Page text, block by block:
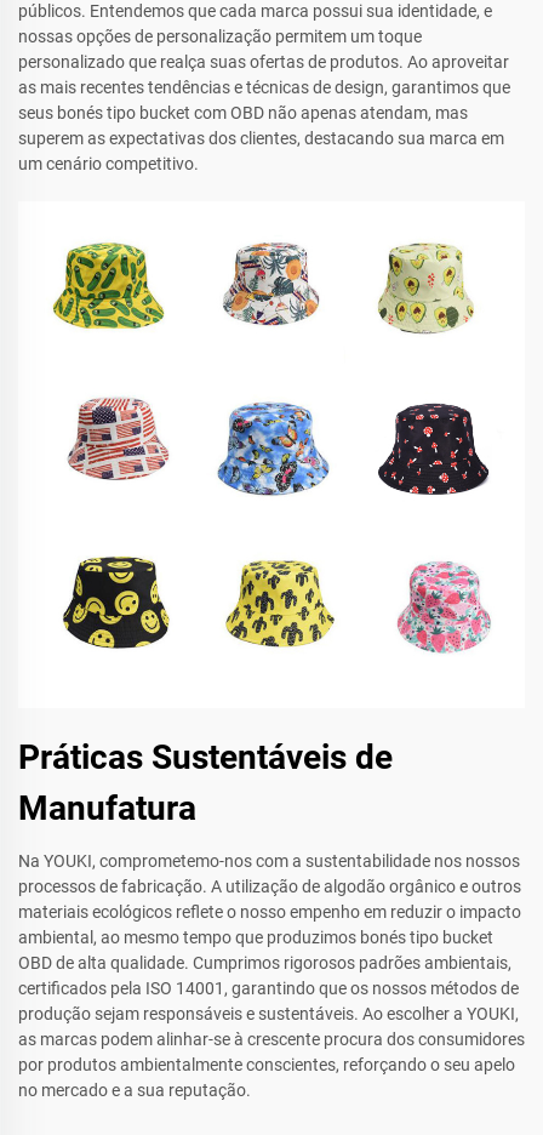
públicos. Entendemos que cada marca possui sua identidade, e
nossas opções de personalização permitem um toque
personalizado que realça suas ofertas de produtos. Ao aproveitar
as mais recentes tendências e técnicas de design, garantimos que
seus bonés tipo bucket com OBD não apenas atendam, mas
superem as expectativas dos clientes, destacando sua marca em
um cenário competitivo.
Práticas Sustentáveis de
Manufatura
Na YOUKI, comprometemo-nos com a sustentabilidade nos nossos
processos de fabricação. A utilização de algodão orgânico e outros
materiais ecológicos reflete o nosso empenho em reduzir o impacto
ambiental, ao mesmo tempo que produzimos bonés tipo bucket
OBD de alta qualidade. Cumprimos rigorosos padrões ambientais,
certificados pela ISO 14001, garantindo que os nossos métodos de
produção sejam responsáveis e sustentáveis. Ao escolher a YOUKI,
as marcas podem alinhar-se à crescente procura dos consumidores
por produtos ambientalmente conscientes, reforçando o seu apelo
no mercado e a sua reputação.